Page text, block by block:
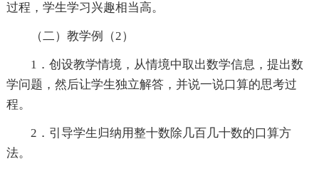
过程，学生学习兴趣相当高。
（二）教学例（2）
1．创设教学情境，从情境中取出数学信息，提出数
学问题，然后让学生独立解答，并说一说口算的思考过
程。
2．引导学生归纳用整十数除几百几十数的口算方
法。